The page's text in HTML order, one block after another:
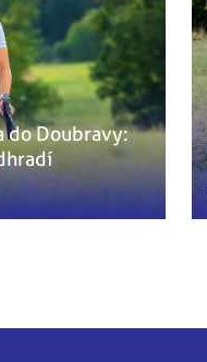
do Doubravy: